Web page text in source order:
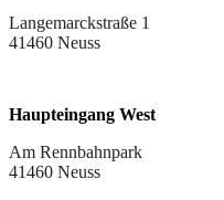
Langemarckstraße 1
41460 Neuss
Haupteingang West
Am Rennbahnpark
41460 Neuss